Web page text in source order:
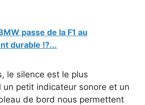
passe de la F1 au
durable !?...
le silence est le plus
un petit indicateur sonore et un
de bord nous permettent